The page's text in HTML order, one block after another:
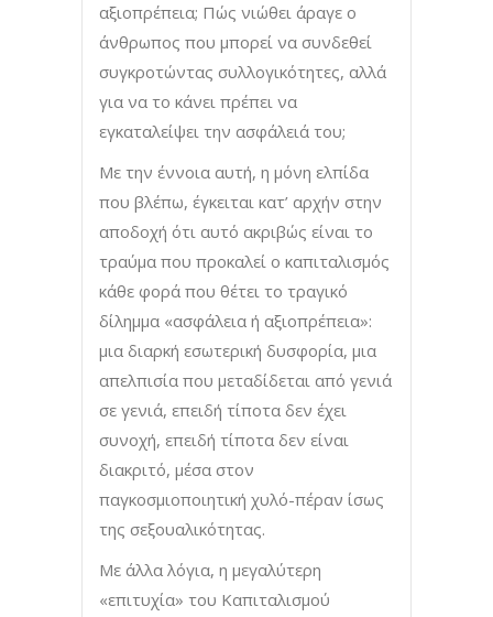
αξιοπρέπεια; Πώς νιώθει άραγε ο
άνθρωπος που μπορεί να συνδεθεί
συγκροτώντας συλλογικότητες, αλλά
για να το κάνει πρέπει να
εγκαταλείψει την ασφάλειά του;
Με την έννοια αυτή, η μόνη ελπίδα
που βλέπω, έγκειται κατ’ αρχήν στην
αποδοχή ότι αυτό ακριβώς είναι το
τραύμα που προκαλεί ο καπιταλισμός
κάθε φορά που θέτει το τραγικό
δίλημμα «ασφάλεια ή αξιοπρέπεια»:
μια διαρκή εσωτερική δυσφορία, μια
απελπισία που μεταδίδεται από γενιά
σε γενιά, επειδή τίποτα δεν έχει
συνοχή, επειδή τίποτα δεν είναι
διακριτό, μέσα στον
παγκοσμιοποιητική χυλό-πέραν ίσως
της σεξουαλικότητας.
Με άλλα λόγια, η μεγαλύτερη
«επιτυχία» του Καπιταλισμού